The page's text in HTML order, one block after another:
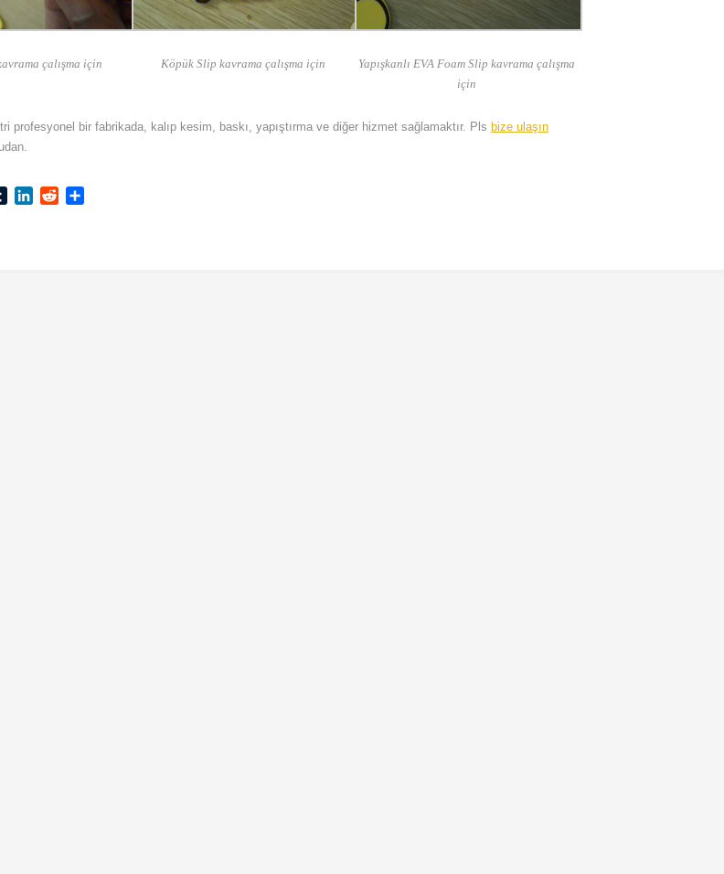
çalışma için Köpük Slip kavrama çalışma için
Yapışkanlı EVA Foam Slip kavrama çalışma
için
profesyonel bir fabrikada, kalıp kesim, baskı, yapıştırma ve diğer hizmet sağlamaktır. Pls bize ulaşın
TumblrLinkedInReddit